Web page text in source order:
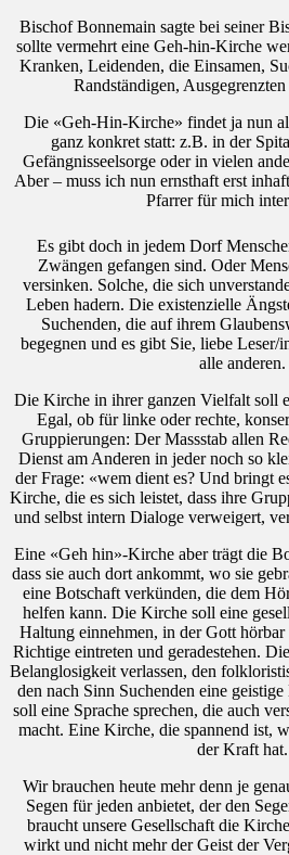
Bischof Bonnemain sagte bei seiner
sollte vermehrt eine Geh-hin-Kirche
Kranken, Leidenden, die Einsamen,
Randständigen,
Die «Geh-Hin-Kirche» findet ja nun
ganz konkret statt: z.B. in der
Gefängnisseelsorge oder in vielen
Aber – muss ich nun ernsthaft erst
Pfarrer für mich
Es gibt doch in jedem Dorf
Zwängen gefangen sind. Oder
versinken. Solche, die sich
Leben hadern. Die existenzielle
Suchenden, die auf ihrem
begegnen und es gibt Sie, liebe Leser/
alle anderen.
Die Kirche in ihrer ganzen Vielfalt soll
Egal, ob für linke oder rechte,
Gruppierungen: Der Massstab allen
Dienst am Anderen in jeder noch so
der Frage: «wem dient es? Und bringt
Kirche, die es sich leistet, dass ihre
und selbst intern Dialoge verweigert,
Eine «Geh hin»-Kirche aber trägt die
dass sie auch dort ankommt, wo sie
eine Botschaft verkünden, die dem
helfen kann. Die Kirche soll eine
Haltung einnehmen, in der Gott
Richtige eintreten und geradestehen.
Belanglosigkeit verlassen, den
den nach Sinn Suchenden eine
soll eine Sprache sprechen, die auch
macht. Eine Kirche, die spannend ist,
der Kraft hat.
Wir brauchen heute mehr denn je
Segen für jeden anbietet, der den
braucht unsere Gesellschaft die
wirkt und nicht mehr der Geist der